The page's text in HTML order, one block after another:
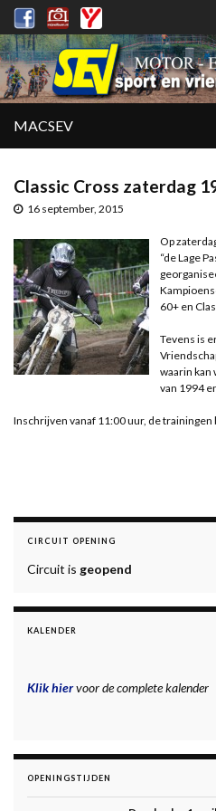
MACSEV
Classic Cross zaterdag
16 september, 2015
Op
“de Lage
60+ en
Tevens is
waarin
van 1994
Inschrijven vanaf 11:00 uur, de trainingen
CIRCUIT OPENING
Circuit is geopend
KALENDER
Klik hiervoor de complete kalender
OPENINGSTIJDEN